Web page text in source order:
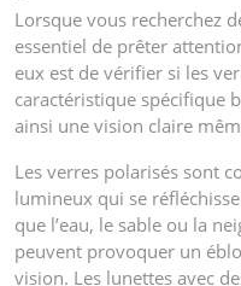
Lorsque vous recherchez
essentiel de prêter
eux est de vérifier si les
caractéristique spécifique
ainsi une vision claire
Les verres polarisés sont
lumineux qui se
que l’eau, le sable ou la
peuvent provoquer un
vision. Les lunettes avec